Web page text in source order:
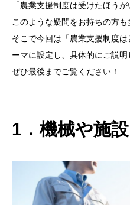
「農業支援制度は受けたほうが
このような疑問をお持ちの方も
そこで今回は「農業支援制度
ーマに設定し、具体的にご説明
ぜひ最後までご覧ください！
1．機械や施